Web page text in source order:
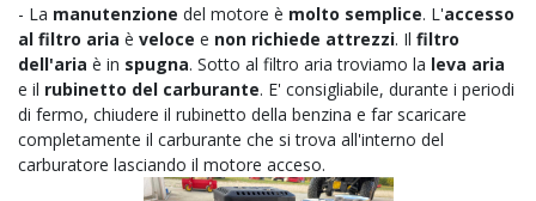
- La manutenzione del motore è molto semplice. L'accesso
al filtro aria è veloce e non richiede attrezzi. Il filtro
dell'aria è in spugna. Sotto al filtro aria troviamo la leva aria
e il rubinetto del carburante. E' consigliabile, durante i periodi
di fermo, chiudere il rubinetto della benzina e far scaricare
completamente il carburante che si trova all'interno del
carburatore lasciando il motore acceso.